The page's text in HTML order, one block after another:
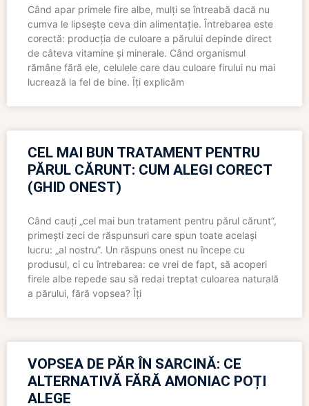
Când apar primele fire albe, mulți se întreabă dacă nu
cumva le lipsește ceva din alimentație. Întrebarea este
corectă: producția de culoare a părului depinde direct
de câteva vitamine și minerale. Când organismul
rămâne fără ele, celulele care dau culoare firului nu mai
lucrează la fel de bine. Îți explicăm
CEL MAI BUN TRATAMENT PENTRU
PĂRUL CĂRUNT: CUM ALEGI CORECT
(GHID ONEST)
Când cauți „cel mai bun tratament pentru părul cărunt”,
primești zeci de răspunsuri care spun toate același
lucru: „al nostru”. Un răspuns onest nu începe cu
produsul, ci cu întrebarea: ce vrei de fapt, să acoperi
firele albe repede sau să redai treptat culoarea naturală
a părului, fără vopsea? Îți
VOPSEA DE PĂR ÎN SARCINĂ: CE
ALTERNATIVĂ FĂRĂ AMONIAC POȚI
ALEGE